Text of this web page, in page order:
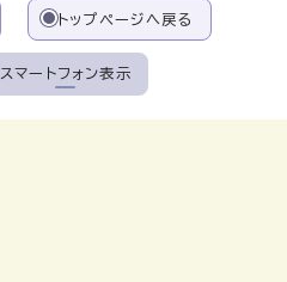
トップページへ戻る
スマートフォン表示